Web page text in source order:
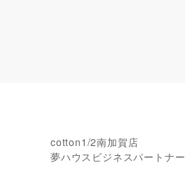
cotton1/2南加賀店
夢ハウスビジネスパートナー